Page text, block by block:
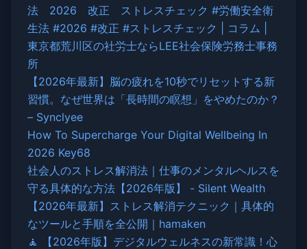
法 2026 改正 ストレスチェック #労働安全衛
生法 #2026 #改正 #ストレスチェック | コラム |
東京都荒川区の社労士ならLEE社会保険労務士事務
所
【2026年最新】脳の疲れを10秒でリセットする新
習慣。なぜ世界は「長時間の瞑想」をやめたのか？
– Synclyee
How To Supercharge Your Digital Wellbeing In
2026 Key68
社会人のストレス解消法｜仕事のメンタルヘルスを
守る具体的な方法【2026年版】 - Silent Wealth
【2026年最新】ストレス解消テクニック｜具体的
なツールと手順を全公開｜hamaken
🧘 【2026年版】デジタルウェルネスの新常識！心